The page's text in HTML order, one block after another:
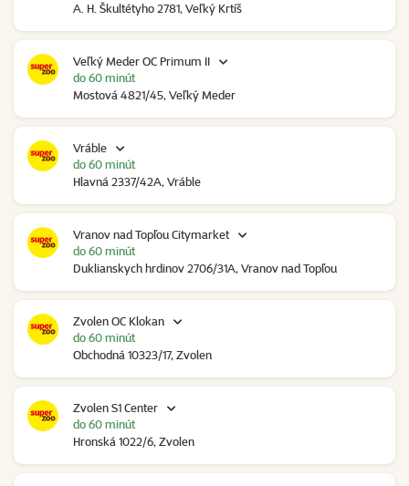
A. H. Škultétyho 2781, Veľký Krtíš
Veľký Meder OC Primum II
Mostová 4821/45, Veľký Meder
do 60 minút
Vráble
Hlavná 2337/42A, Vráble
do 60 minút
Vranov nad Topľou Citymarket
Duklianskych hrdinov 2706/31A, Vranov nad Topľou
do 60 minút
Zvolen OC Klokan
Obchodná 10323/17, Zvolen
do 60 minút
Zvolen S1 Center
Hronská 1022/6, Zvolen
do 60 minút